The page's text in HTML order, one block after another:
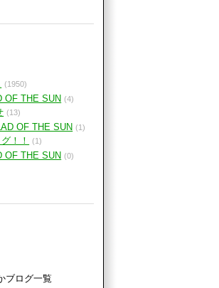
(1950)
OF THE SUN (4)
(13)
OF THE SUN (1)
！！ (1)
OF THE SUN (0)
ブログ一覧